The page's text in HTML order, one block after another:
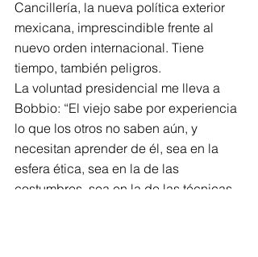
Cancillería, la nueva política exterior
mexicana, imprescindible frente al
nuevo orden internacional. Tiene
tiempo, también peligros.
La voluntad presidencial me lleva a
Bobbio: “El viejo sabe por experiencia
lo que los otros no saben aún, y
necesitan aprender de él, sea en la
esfera ética, sea en la de las
costumbres, sea en la de las técnicas